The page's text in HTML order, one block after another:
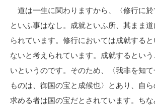
道は一生に関わりますから、〈修行に
といふ事はなし。成就といふ所、其まま
られています。修行においては成就すると
ないと考えられています。成就するとい
いというのです。そのため、〈我非を知
ものは、御国の宝と成候也〉とあり、自
求める者は国の宝だとされています。ち